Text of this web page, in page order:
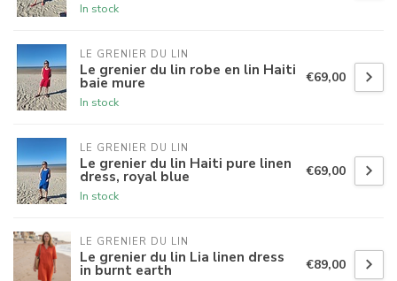
In stock
LE GRENIER DU LIN
Le grenier du lin robe en lin Haiti
baie mure
In stock
€69,00
LE GRENIER DU LIN
Le grenier du lin Haiti pure linen
dress, royal blue
In stock
€69,00
LE GRENIER DU LIN
Le grenier du lin Lia linen dress
in burnt earth €89,00